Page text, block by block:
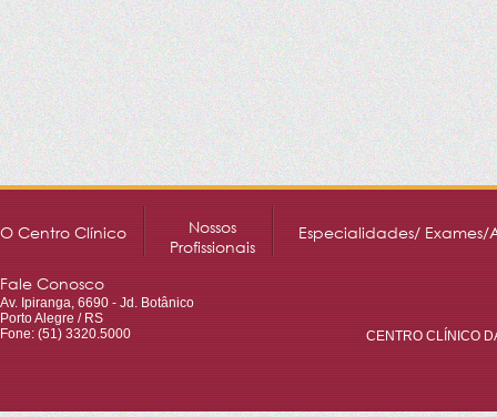
O Centro Clínico
Nossos
Profissionais
Especialidades/ Exames/
Fale Conosco
Av. Ipiranga, 6690 - Jd. Botânico
Porto Alegre / RS
Fone: (51) 3320.5000
CENTRO CLÍNICO